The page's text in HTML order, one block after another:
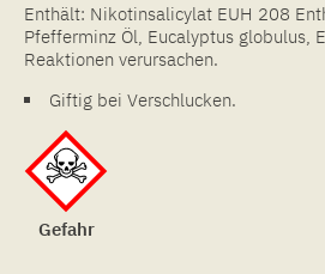
Enthält: Nikotinsalicylat EUH 208
Pfefferminz Öl, Eucalyptus globulus,
Reaktionen verursachen.
Giftig bei Verschlucken.
Gefahr